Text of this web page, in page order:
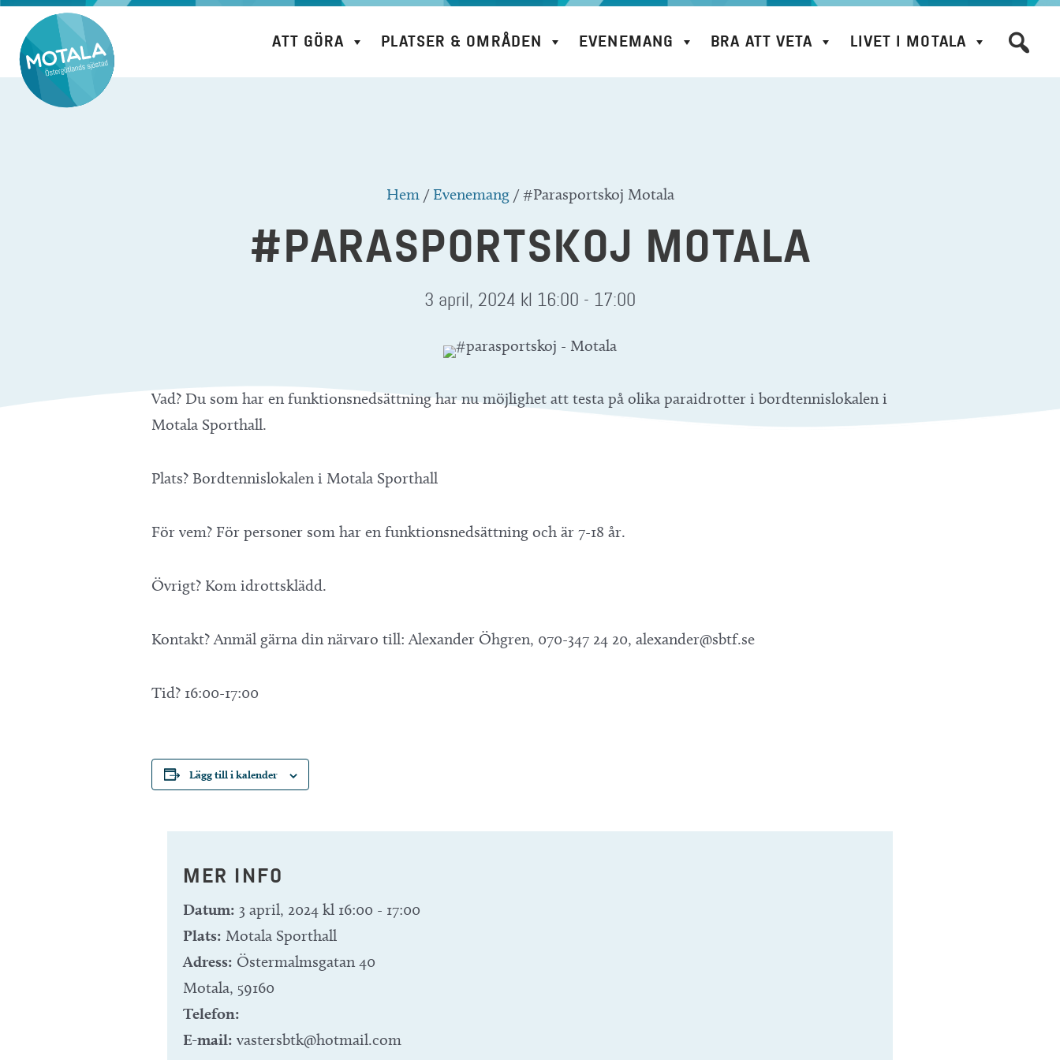
Hoppa
innehåll
ATT GÖRA PLATSER & OMRÅDEN EVENEMANG BRA ATT VETA LIVET I MOTALA
Hem /Evenemang/#Parasportskoj Motala
#PARASPORTSKOJ MOTALA
3 april, 2024 kl 16:00 - 17:00
Vad? Du som har en funktionsnedsättning har nu möjlighet att testa på olika paraidrotter i bordtennislokalen i
Motala Sporthall.
Plats? Bordtennislokalen i Motala Sporthall
För vem? För personer som har en funktionsnedsättning och är 7-18 år.
Övrigt? Kom idrottsklädd.
Kontakt? Anmäl gärna din närvaro till: Alexander Öhgren, 070-347 24 20, alexander@sbtf.se
Tid? 16:00-17:00
Lägg till i kalender
MER INFO
Datum: 3 april, 2024 kl 16:00 - 17:00
Plats: Motala Sporthall
Adress: Östermalmsgatan 40
Motala, 59160
Telefon:
E-mail: vastersbtk@hotmail.com